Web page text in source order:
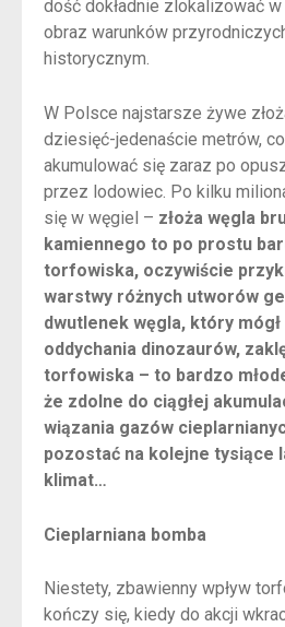
dość dokładnie zlokalizować
obraz warunków
historycznym.
W Polsce najstarsze żywe
dziesięć-jedenaście metrów,
akumulować się zaraz po
przez lodowiec. Po kilku
się w węgiel – złoża węgla
kamiennego to po prostu
torfowiska, oczywiście
warstwy różnych utworów
dwutlenek węgla, który
oddychania dinozaurów,
torfowiska – to bardzo
że zdolne do ciągłej
wiązania gazów
pozostać na kolejne tysiące
klimat…
Cieplarniana bomba
Niestety, zbawienny wpływ
kończy się, kiedy do akcji